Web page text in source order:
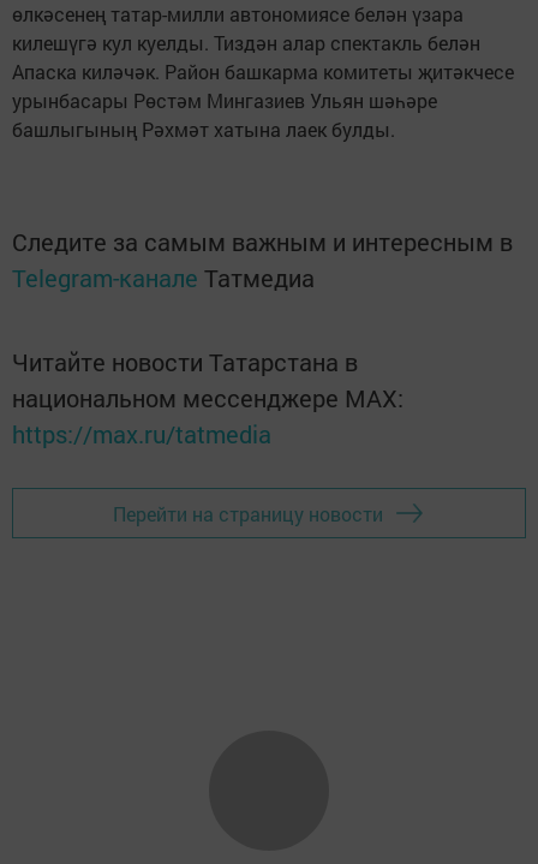
өлкәсенең татар-милли автономиясе белән үзара
килешүгә кул куелды. Тиздән алар спектакль белән
Апаска киләчәк. Район башкарма комитеты җитәкчесе
урынбасары Рөстәм Мингазиев Ульян шәһәре
башлыгының Рәхмәт хатына лаек булды.
Следите за самым важным и интересным в
Telegram-канале Татмедиа
Читайте новости Татарстана в
национальном мессенджере MАХ:
https://max.ru/tatmedia
Перейти на страницу новости